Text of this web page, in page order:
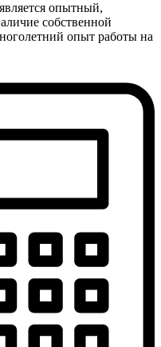
опытный,
собственной
опыт работы на